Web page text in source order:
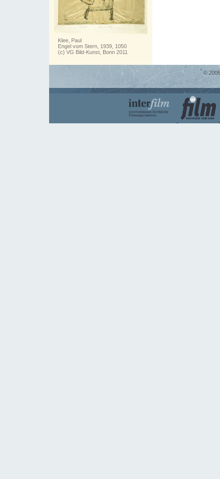
Klee, Paul
Engel vom Stern, 1939, 1050
(c) VG Bild-Kunst, Bonn 2011
©